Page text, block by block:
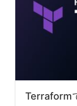
Terraform